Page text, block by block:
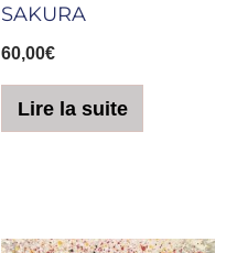
SAKURA
60,00€
Lire la suite